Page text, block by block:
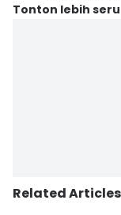
Tonton lebih
Related Articles